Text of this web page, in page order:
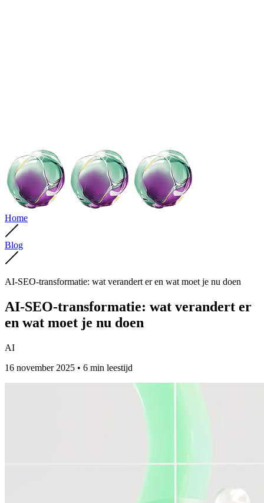
Home
Blog
AI-SEO-transformatie: wat verandert er en wat moet je nu doen
AI-SEO-transformatie: wat verandert er
en wat moet je nu doen
AI
16 november 2025 • 6 min leestijd